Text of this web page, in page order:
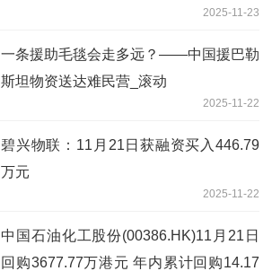
2025-11-23
一条援助毛毯会走多远？——中国援巴勒
斯坦物资送达难民营_滚动
2025-11-22
碧兴物联：11月21日获融资买入446.79
万元
2025-11-22
中国石油化工股份(00386.HK)11月21日
回购3677.77万港元 年内累计回购14.17